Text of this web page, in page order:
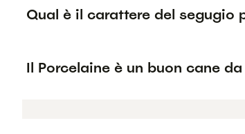
Qual è il carattere del segugio
Il Porcelaine è un buon cane